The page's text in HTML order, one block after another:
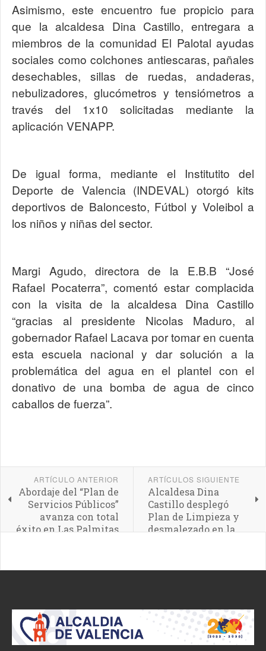
Asimismo, este encuentro fue propicio para
que la alcaldesa Dina Castillo, entregara a
miembros de la comunidad El Palotal ayudas
sociales como colchones antiescaras, pañales
desechables, sillas de ruedas, andaderas,
nebulizadores, glucómetros y tensiómetros a
través del 1x10 solicitadas mediante la
aplicación VENAPP.
De igual forma, mediante el Institutito del
Deporte de Valencia (INDEVAL) otorgó kits
deportivos de Baloncesto, Fútbol y Voleibol a
los niños y niñas del sector.
Margi Agudo, directora de la E.B.B “José
Rafael Pocaterra”, comentó estar complacida
con la visita de la alcaldesa Dina Castillo
“gracias al presidente Nicolas Maduro, al
gobernador Rafael Lacava por tomar en cuenta
esta escuela nacional y dar solución a la
problemática del agua en el plantel con el
donativo de una bomba de agua de cinco
caballos de fuerza”.
ARTÍCULO ANTERIOR
Abordaje del “Plan de
Servicios Públicos”
avanza con total
éxito en Las Palmitas
ARTÍCULOS SIGUIENTE
Alcaldesa Dina
Castillo desplegó
Plan de Limpieza y
desmalezado en la